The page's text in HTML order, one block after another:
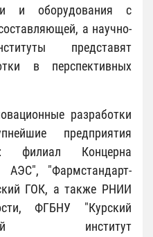
и оборудования с
а научно-
представят
в перспективных
разработки
предприятия
филиал Концерна
АЭС", "Фармстандарт-
ГОК, а также РНИИ
ФГБНУ "Курский
институт